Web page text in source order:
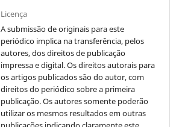
Licença
A submissão de originais para este
periódico implica na transferência, pelos
autores, dos direitos de publicação
impressa e digital. Os direitos autorais para
os artigos publicados são do autor, com
direitos do periódico sobre a primeira
publicação. Os autores somente poderão
utilizar os mesmos resultados em outras